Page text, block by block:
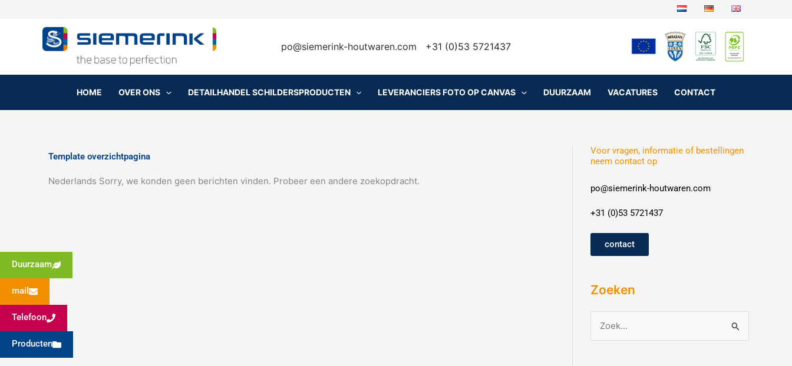
naar
po@siemerink-houtwaren.com +31 (0)53 5721437
HOME OVER ONS DETAILHANDEL SCHILDERSPRODUCTEN LEVERANCIERS FOTO OP CANVAS DUURZAAM VACATURES CONTACT
Template overzichtpagina
Nederlands Sorry, we konden geen berichten vinden. Probeer een andere zoekopdracht.
Voor vragen, informatie of bestellingen
neem contact op
po@siemerink-houtwaren.com
+31 (0)53 5721437
contact
Zoeken
Duurzaam
mail
Telefoon
Producten